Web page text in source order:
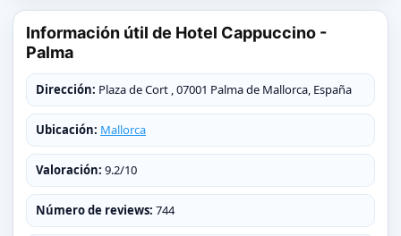
Información útil de Hotel Cappuccino -
Palma
Dirección: Plaza de Cort , 07001 Palma de Mallorca, España
Ubicación: Mallorca
Valoración: 9.2/10
Número de reviews: 744